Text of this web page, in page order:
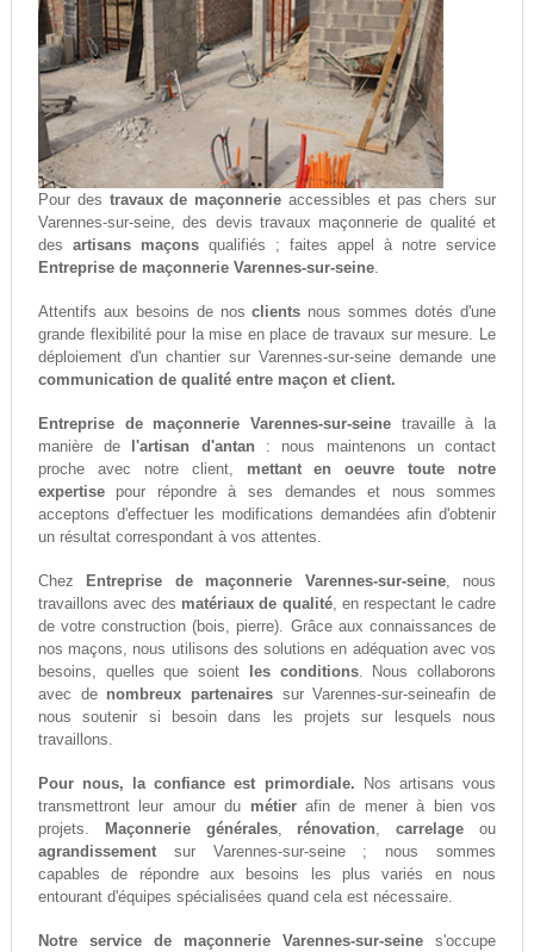
Pour des travaux de maçonnerie accessibles et pas chers sur
Varennes-sur-seine, des devis travaux maçonnerie de qualité et
des artisans maçonsqualifiés ; faites appel à notre service
Entreprise de maçonnerie Varennes-sur-seine.
Attentifs aux besoins de nosclients nous sommes dotés d'une
grande flexibilité pour la mise en place de travaux sur mesure. Le
déploiement d'un chantier sur Varennes-sur-seine demande une
communication de qualité entre maçon et client.
Entreprise de maçonnerie Varennes-sur-seine travaille à la
manière de
l'artisan d'antan : nous maintenons un contact
proche avec notre client, mettant en oeuvre toute notre
expertisepour répondre à ses demandes et nous sommes
acceptons d'effectuer les modifications demandées afin d'obtenir
un résultat correspondant à vos attentes.
Chez Entreprise de maçonnerie Varennes-sur-seine, nous
travaillons avec des matériaux de qualité, en respectant le cadre
de votre construction (bois, pierre). Grâce aux connaissances de
nos maçons, nous utilisons des solutions en adéquation avec vos
besoins, quelles que soient
les conditions. Nous collaborons
avec de nombreux partenaires sur Varennes-sur-seineafin de
nous soutenir si besoin dans les projets sur lesquels nous
travaillons.
Pour nous, la confiance est primordiale. Nos artisans vous
transmettront leur amour du métierafin de mener à bien vos
projets.
Maçonnerie générales, rénovation,carrelage ou
agrandissementsur Varennes-sur-seine ; nous sommes
capables de répondre aux besoins les plus variés en nous
entourant d'équipes spécialisées quand cela est nécessaire.
Notre service de maçonnerie Varennes-sur-seine s'occupe